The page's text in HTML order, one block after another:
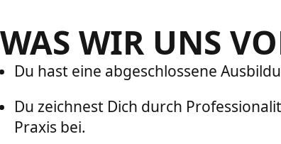
WAS WIR UNS
Du hast eine abgeschlossene
Du zeichnest Dich durch
Praxis bei.